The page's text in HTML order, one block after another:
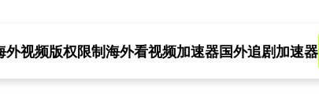
外视频版权限制海外看视频加速器国外追剧加速器